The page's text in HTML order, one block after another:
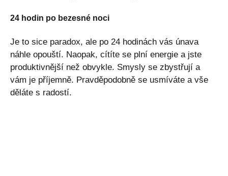
24 hodin po bezesné noci
Je to sice paradox, ale po 24 hodinách vás únava
náhle opouští. Naopak, cítíte se plní energie a jste
produktivnější než obvykle. Smysly se zbystřují a
vám je příjemně. Pravděpodobně se usmíváte a vše
děláte s radostí.